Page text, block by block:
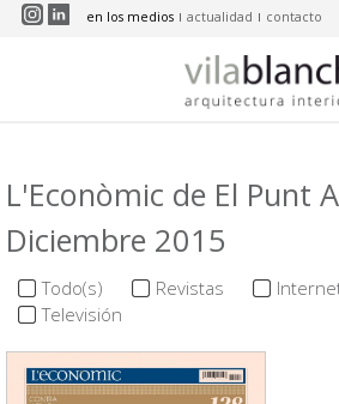
Pasar al contenido principal
en los medios actualidad contacto
L'Econòmic de El Punt
Diciembre 2015
Todo(s) Revistas
Televisión